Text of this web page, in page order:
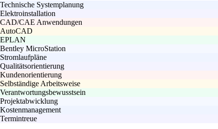
Technische Systemplanung
Elektroinstallation
CAD/CAE Anwendungen
AutoCAD
EPLAN
Bentley MicroStation
Stromlaufpläne
Qualitätsorientierung
Kundenorientierung
Selbständige Arbeitsweise
Verantwortungsbewusstsein
Projektabwicklung
Kostenmanagement
Termintreue